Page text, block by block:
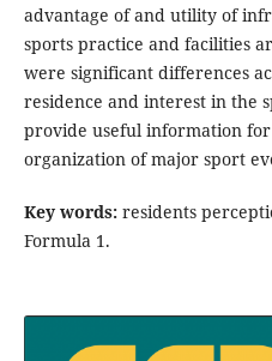
advantage of and utility of
sports practice and facilities
were significant differences
residence and interest in the
provide useful information
organization of major sport
Key words:residents
Formula 1.